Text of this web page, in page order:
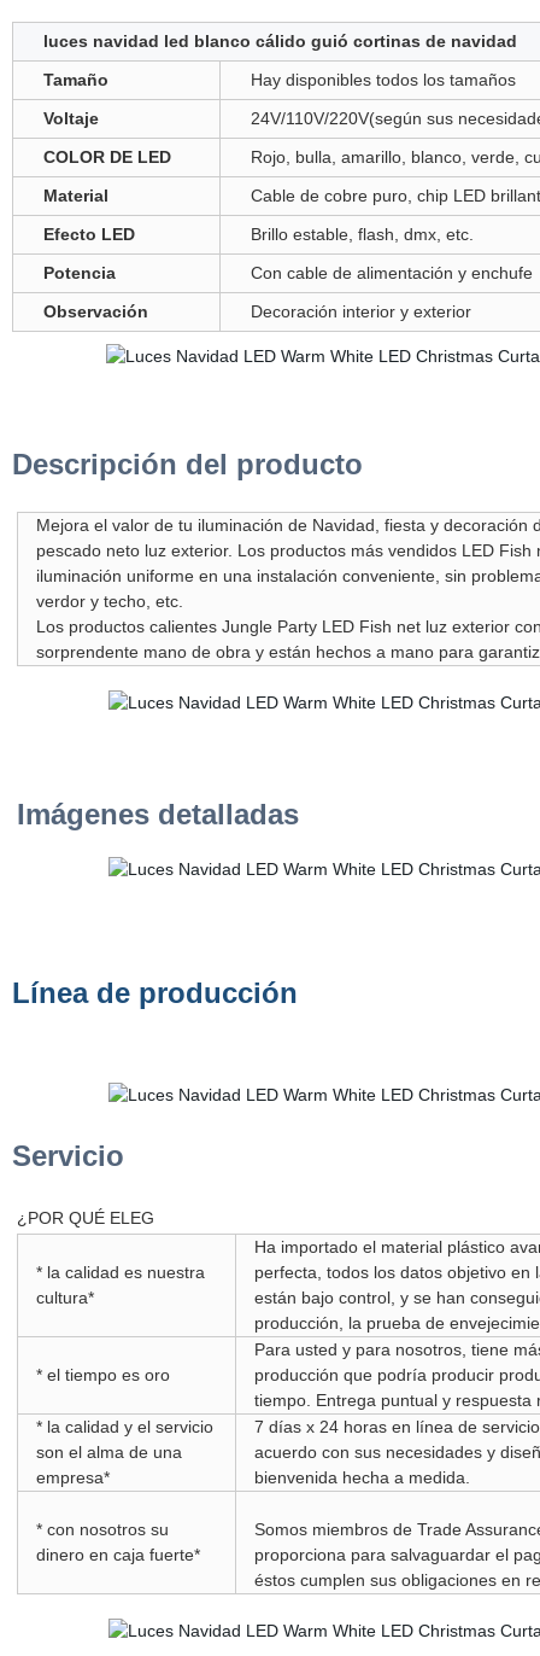
luces navidad led blanco cálido guió cortinas de navidad
Tamaño
Hay disponibles todos los tamaños
Voltaje
24V/110V/220V(según sus
COLOR DE LED
Rojo, bulla, amarillo, blanco, verde,
Material
Cable de cobre puro, chip LED
Efecto LED
Brillo estable, flash, dmx, etc.
Potencia
Con cable de alimentación y enchufe
Observación
Decoración interior y exterior
Descripción del producto
Mejora el valor de tu iluminación de Navidad, fiesta y
pescado neto luz exterior. Los productos más vendidos LED
iluminación uniforme en una instalación conveniente, sin
verdor y techo, etc.
Los productos calientes Jungle Party LED Fish net luz exterior
sorprendente mano de obra y están hechos a mano para
Imágenes detalladas
Línea de producción
Servicio
¿POR QUÉ ELEG
* la calidad es nuestra
cultura*
Ha importado el material plástico
perfecta, todos los datos objetivo en
están bajo control, y se han
producción, la prueba de
* el tiempo es oro
Para usted y para nosotros, tiene
producción que podría producir
tiempo. Entrega puntual y
* la calidad y el servicio
son el alma de una
empresa*
7 días x 24 horas en línea de
acuerdo con sus necesidades y
bienvenida hecha a medida.
* con nosotros su
dinero en caja fuerte*
Somos miembros de Trade
proporciona para salvaguardar el
éstos cumplen sus obligaciones en